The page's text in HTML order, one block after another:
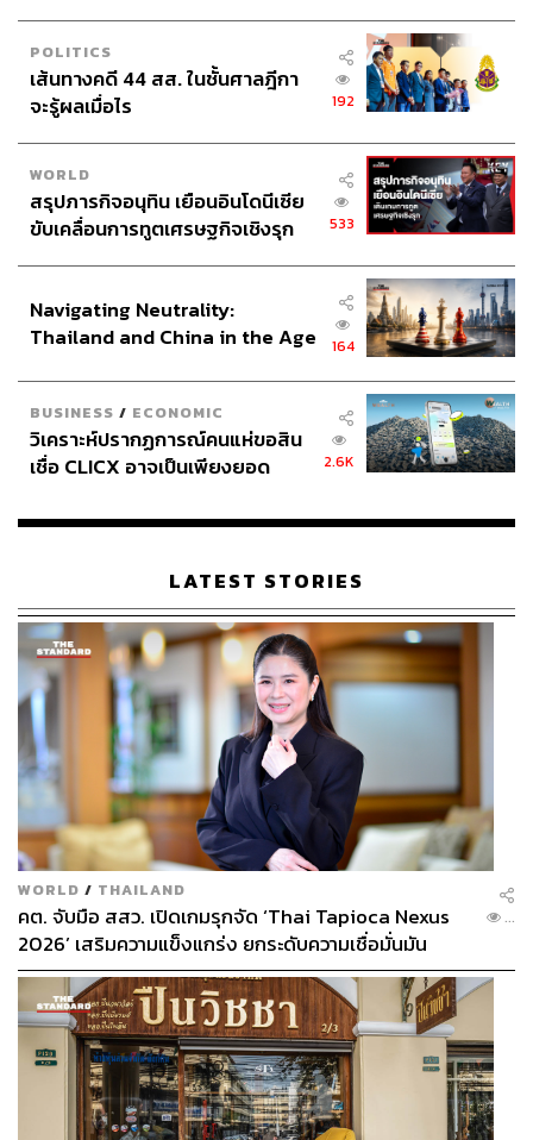
POLITICS
เส้นทางคดี 44 สส. ในชั้นศาลฎีกา
จะรู้ผลเมื่อไร
192
WORLD
สรุปภารกิจอนุทิน เยือนอินโดนีเซีย
ขับเคลื่อนการทูตเศรษฐกิจเชิงรุก
533
Navigating Neutrality:
Thailand and China in the Age
164
BUSINESS / ECONOMIC
วิเคราะห์ปรากฏการณ์คนแห่ขอสิน
เชื่อ CLICX อาจเป็นเพียงยอด
เรือนไทยที่ถูกซุกไว้
2.6K
LATEST STORIES
WORLD / THAILAND
คต. จับมือ สสว. เปิดเกมรุกจัด ‘Thai Tapioca Nexus
2026’ เสริมความแข็งแกร่ง ยกระดับความเชื่อมั่นมัน
สำปะหลังไทยในตลาดโลก
...